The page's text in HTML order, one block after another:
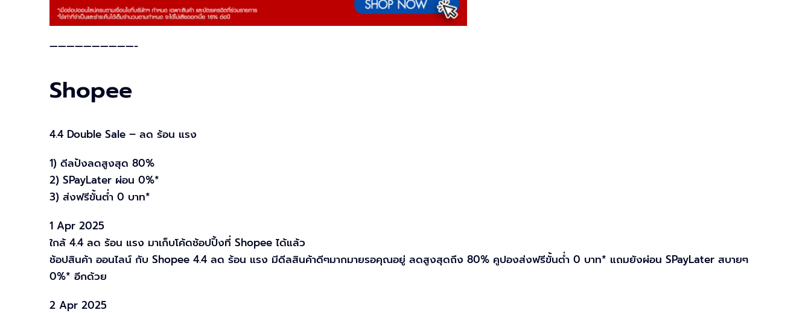
——————————-
Shopee
4.4 Double Sale – ลด ร้อน แรง
1) ดีลปังลดสูงสุด 80%
2) SPayLater ผ่อน 0%*
3) ส่งฟรีขั้นต่ำ 0 บาท*
1 Apr 2025
ใกล้ 4.4 ลด ร้อน แรง มาเก็บโค้ดช้อปปิ้งที่ Shopee ได้แล้ว
ช้อปสินค้า ออนไลน์ กับ Shopee 4.4 ลด ร้อน แรง มีดีลสินค้าดีๆมากมายรอคุณอยู่ ลดสูงสุดถึง 80% คูปองส่งฟรีขั้นต่ำ 0 บาท* แถมยังผ่อน SPayLater สบายๆ
0%* อีกด้วย
2 Apr 2025